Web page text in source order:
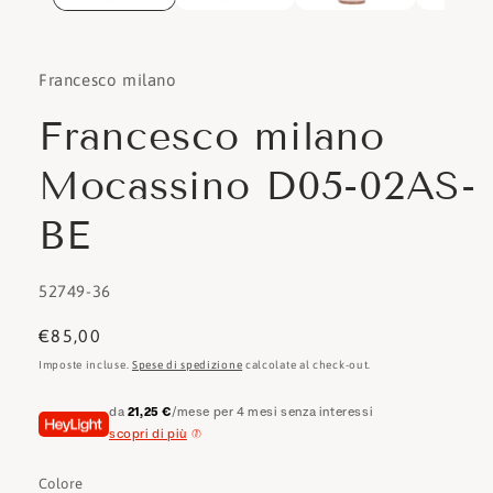
Francesco milano
Francesco milano
Mocassino D05-02AS-
BE
SKU:
52749-36
Prezzo
di
€85,00
Imposte incluse. Spese di spedizione calcolate al check-out.
da 21,25 €/mese per 4 mesi senza interessi
scopri di più
Colore